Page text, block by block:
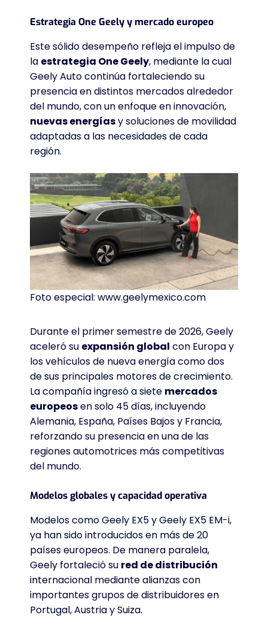
Estrategia One Geely y mercado europeo
Este sólido desempeño refleja el impulso de
la estrategia One Geely, mediante la cual
Geely Auto continúa fortaleciendo su
presencia en distintos mercados alrededor
del mundo, con un enfoque en innovación,
nuevas energíasy soluciones de movilidad
adaptadas a las necesidades de cada
región.
Foto especial: www.geelymexico.com
Durante el primer semestre de 2026, Geely
aceleró su expansión global con Europa y
los vehículos de nueva energía como dos
de sus principales motores de crecimiento.
La compañía ingresó a siete mercados
europeosen solo 45 días, incluyendo
Alemania, España, Países Bajos y Francia,
reforzando su presencia en una de las
regiones automotrices más competitivas
del mundo.
Modelos globales y capacidad operativa
Modelos como Geely EX5 y Geely EX5 EM-i,
ya han sido introducidos en más de 20
países europeos. De manera paralela,
Geely fortaleció su red de distribución
internacional mediante alianzas con
importantes grupos de distribuidores en
Portugal, Austria y Suiza.